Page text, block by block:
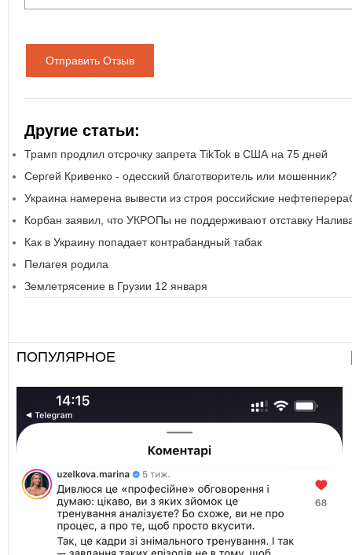
Отправить Отзыв
Другие статьи:
Трамп продлил отсрочку запрета TikTok в США на 75 дней
Сергей Кривенко - одесский благотворитель или мошенник?
Украина намерена вывести из строя российские
Корбан заявил, что УКРОПы не поддерживают отставку
Как в Украину попадает контрабандный табак
Пелагея родила
Землетрясение в Грузии 12 января
ПОПУЛЯРНОЕ